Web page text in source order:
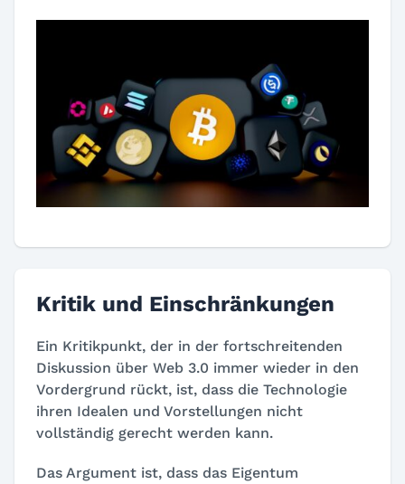
Kritik und Einschränkungen
Ein Kritikpunkt, der in der fortschreitenden
Diskussion über Web 3.0 immer wieder in den
Vordergrund rückt, ist, dass die Technologie
ihren Idealen und Vorstellungen nicht
vollständig gerecht werden kann.
Das Argument ist, dass das Eigentum